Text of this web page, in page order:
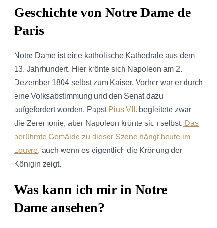
Geschichte von Notre Dame de
Paris
Notre Dame ist eine katholische Kathedrale aus dem
13. Jahrhundert. Hier krönte sich Napoleon am 2.
Dezember 1804 selbst zum Kaiser. Vorher war er durch
eine Volksabstimmung und den Senat dazu
aufgefordert worden. Papst Pius VII. begleitete zwar
die Zeremonie, aber Napoleon krönte sich selbst. Das
berühmte Gemälde zu dieser Szene hängt heute im
Louvre, auch wenn es eigentlich die Krönung der
Königin zeigt.
Was kann ich mir in Notre
Dame ansehen?